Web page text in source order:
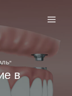
в